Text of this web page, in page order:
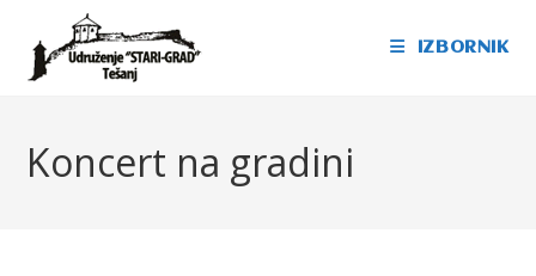
IZBORNIK
Koncert na gradini